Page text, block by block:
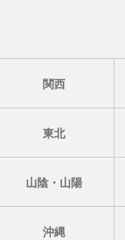
関西
東北
山陰・山陽
沖縄